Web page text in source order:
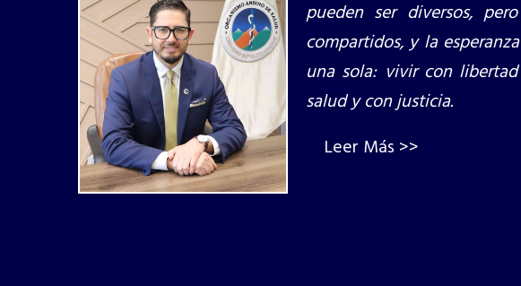
pueden ser diversos,
compartidos, y la
una sola: vivir con
salud y con justicia.
Leer Más >>